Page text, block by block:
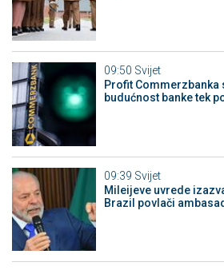
09:50 Svijet
Profit Commerzbanka
budućnost banke tek
09:39 Svijet
Mileijeve uvrede
Brazil povlači